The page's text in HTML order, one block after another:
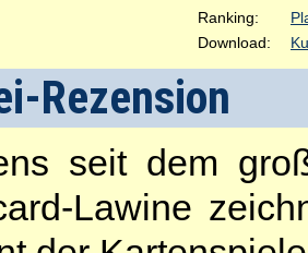
Ranking:
Download:
Rezension
seit dem
Lawine